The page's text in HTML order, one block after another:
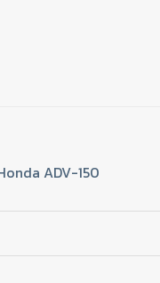
ADV-150